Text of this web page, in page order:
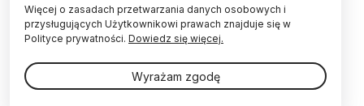
EkoLogiczna znalazła się w finale X edycji konkursu
Popularyzator Nauki, organizowanego przez serwis
Nauka w Polsce Polskiej Agencji Prasowej oraz
szansę na nagrodę w kategorii Instytucja
Pozanaukowa.
Więcej o zasadach przetwarzania danych osobowych i
przysługujących Użytkownikowi prawach znajduje się w
Polityce prywatności. Dowiedz się więcej.
Wyrażam zgodę